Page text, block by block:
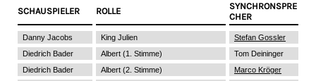
SCHAUSPIELER ROLLE
SYNCHRONSPRE
CHER
Danny Jacobs King Julien
Stefan Gossler
Diedrich Bader
Albert (1. Stimme)
Tom Deininger
Diedrich Bader
Albert (2. Stimme)
Marco Kröger